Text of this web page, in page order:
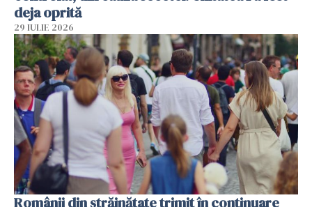
deja oprită
29 IULIE 2026
Românii din străinătate trimit în continuare